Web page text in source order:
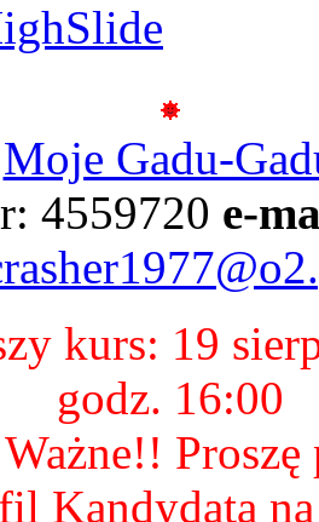
Moje Gadu-
4559720 e-
kurs: 19
godz. 16:00
Proszę
Kandydata